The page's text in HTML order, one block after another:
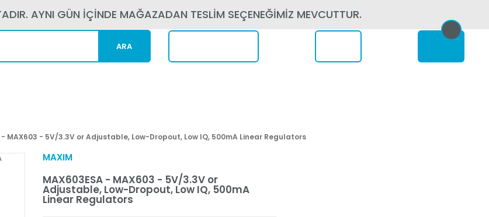
AYNI GÜN İÇİNDE MAĞAZADAN TESLİM SEÇENEĞİMİZ MEVCUTTUR.
ARA
- MAX603 - 5V/3.3V or Adjustable, Low-Dropout, Low IQ, 500mA Linear Regulators
MAXIM
MAX603ESA - MAX603 - 5V/3.3V or
Adjustable, Low-Dropout, Low IQ, 500mA
Linear Regulators